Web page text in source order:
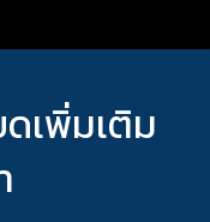
เพิ่มเติม